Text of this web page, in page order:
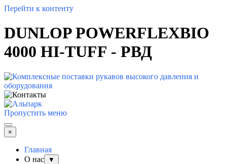
Перейти к контенту
DUNLOP POWERFLEXBIO
4000 HI-TUFF - РВД
Пропустить меню
×
Главная
О нас
▼